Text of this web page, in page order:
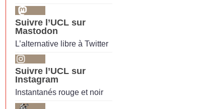
Suivre l’UCL sur
Mastodon
L’alternative libre à Twitter
Suivre l’UCL sur
Instagram
Instantanés rouge et noir